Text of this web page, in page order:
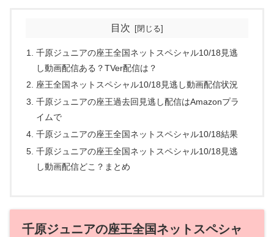
目次
千原ジュニアの座王全国ネットスペシャル10/18見逃
し動画配信ある？TVer配信は？
座王全国ネットスペシャル10/18見逃し動画配信状況
千原ジュニアの座王過去回見逃し配信はAmazonプラ
イムで
千原ジュニアの座王全国ネットスペシャル10/18結果
千原ジュニアの座王全国ネットスペシャル10/18見逃
し動画配信どこ？まとめ
千原ジュニアの座王全国ネットスペシャ